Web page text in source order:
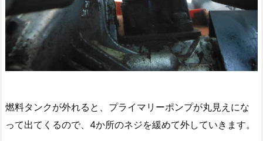
燃料タンクが外れると、プライマリーポンプが丸見えにな
って出てくるので、4か所のネジを緩めて外していきます。